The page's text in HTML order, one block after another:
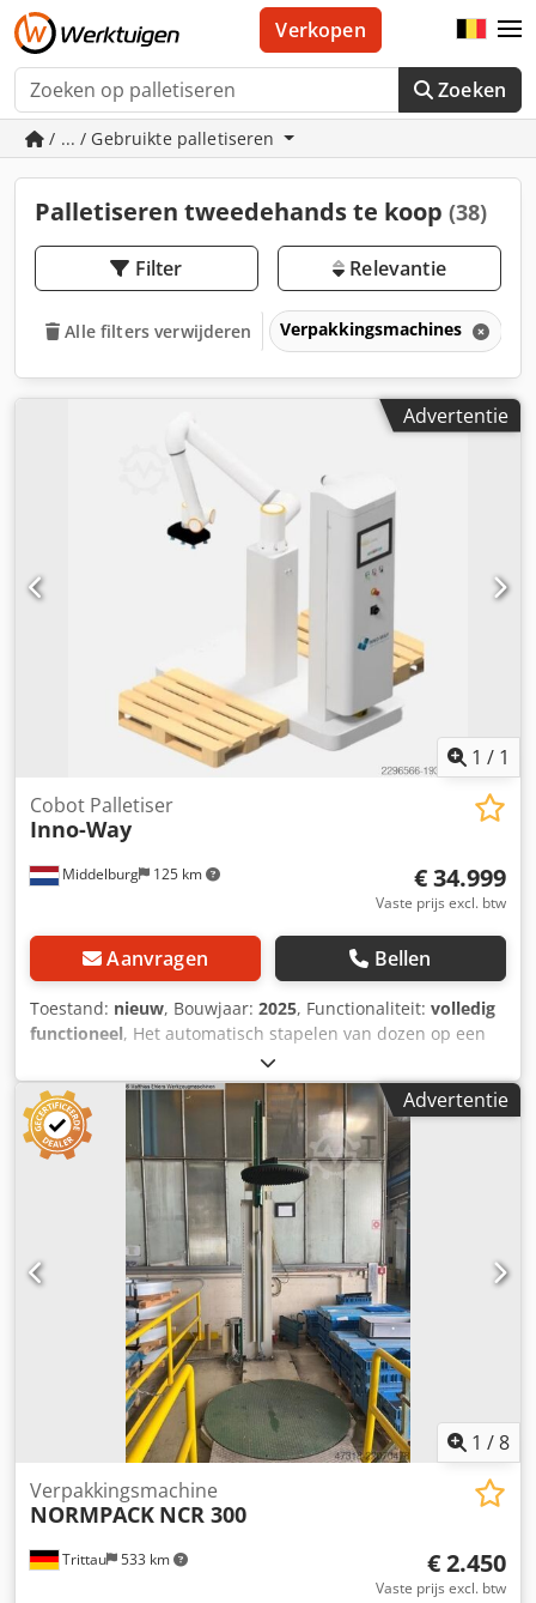
Zoeken
Verkopen
/ ... / Gebruikte palletiseren
Palletiseren tweedehands te koop (38)
Filter Relevantie
Alle filters verwijderen Verpakkingsmachines
Advertentie
1 / 1
Middelburg 125 km
Cobot Palletiser
Inno-Way
€ 34.999
Vaste prijs excl. btw
Aanvragen Bellen
Toestand: nieuw, Bouwjaar: 2025, Functionaliteit: volledig
functioneel, Het automatisch stapelen van dozen op een
pallet met behulp van een cobot verhoogt de efficiëntie en
verlicht fysieke arbeid op de werkvloer. Dankzij de
compacte Fairino Cobot arm is deze technologie nu
toegankelijk voor vrijwel elk productiebedrijf. Krachtige
payload: Verplaatst producten tot 18kg Efficiënt stapelen:
Geschikt voor tweepallet posities Hoge reikwijdte: Stapelt
tot 2 meter hoogte Dsdpfx Ajwqnb Doiaskr
Advertentie
1 /8
Trittau 533 km
Verpakkingsmachine
NORMPACK NCR 300
€ 2.450
Vaste prijs excl. btw